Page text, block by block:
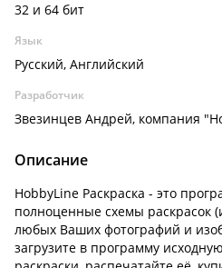
32 и 64 бит
Язык
Русский, Английский
Разработчик
Звезинцев Андрей, компания
Описание
HobbyLine Раскраска - это
полноценные схемы раскрасок
любых Ваших фотографий и
загрузите в программу